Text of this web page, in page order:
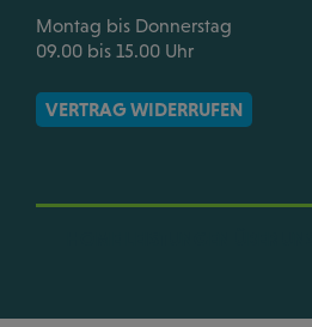
Montag bis Donnerstag
09.00 bis 15.00 Uhr
VERTRAG WIDERRUFEN